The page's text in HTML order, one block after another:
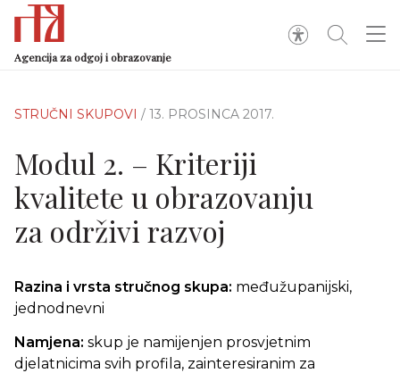
Agencija za odgoj i obrazovanje
STRUČNI SKUPOVI / 13. PROSINCA 2017.
Modul 2. – Kriteriji
kvalitete u obrazovanju
za održivi razvoj
Razina i vrsta stručnog skupa: međužupanijski,
jednodnevni
Namjena: skup je namijenjen prosvjetnim
djelatnicima svih profila, zainteresiranim za